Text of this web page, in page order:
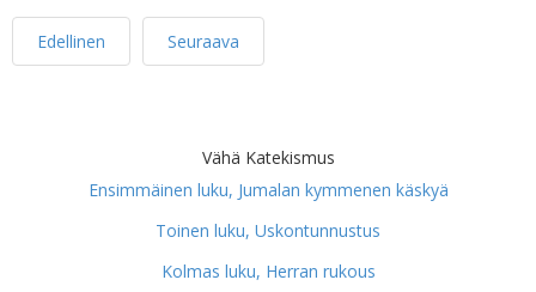
Edellinen Seuraava
Vähä Katekismus
Ensimmäinen luku, Jumalan kymmenen käskyä
Toinen luku, Uskontunnustus
Kolmas luku, Herran rukous